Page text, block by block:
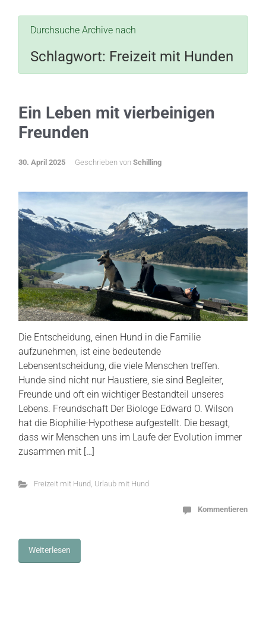
Durchsuche Archive nach
Schlagwort: Freizeit mit Hunden
Ein Leben mit vierbeinigen
Freunden
30. April 2025 Geschrieben von Schilling
Die Entscheidung, einen Hund in die Familie
aufzunehmen, ist eine bedeutende
Lebensentscheidung, die viele Menschen treffen.
Hunde sind nicht nur Haustiere, sie sind Begleiter,
Freunde und oft ein wichtiger Bestandteil unseres
Lebens. Freundschaft Der Biologe Edward O. Wilson
hat die Biophilie-Hypothese aufgestellt. Die besagt,
dass wir Menschen uns im Laufe der Evolution immer
zusammen mit […]
Freizeit mit Hund, Urlaub mit Hund
Kommentieren
Weiterlesen